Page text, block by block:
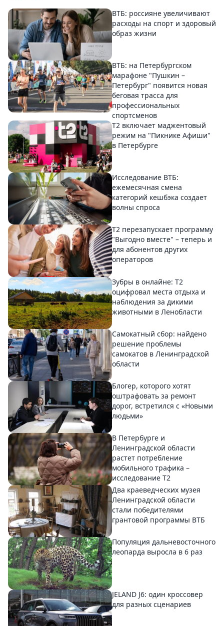
ВТБ: россияне увеличивают
расходы на спорт и здоровый
образ жизни
ВТБ: на Петербургском
марафоне "Пушкин –
Петербург" появится новая
беговая трасса для
профессиональных
спортсменов
Т2 включает маджентовый
режим на "Пикнике Афиши"
в Петербурге
Исследование ВТБ:
ежемесячная смена
категорий кешбэка создает
волны спроса
Т2 перезапускает программу
"Выгодно вместе" – теперь и
для абонентов других
операторов
Зубры в онлайне: Т2
оцифровал места отдыха и
наблюдения за дикими
животными в Ленобласти
Самокатный сбор: найдено
решение проблемы
самокатов в Ленинградской
области
Блогер, которого хотят
оштрафовать за ремонт
дорог, встретился с «Новыми
людьми»
В Петербурге и
Ленинградской области
растет потребление
мобильного трафика –
исследование T2
Два краеведческих музея
Ленинградской области
стали победителями
грантовой программы ВТБ
Популяция дальневосточного
леопарда выросла в 6 раз
JELAND J6: один кроссовер
для разных сценариев